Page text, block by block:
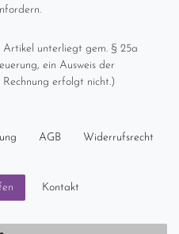
Artikel unterliegt gem. § 25a
ein Ausweis der
erfolgt nicht.)
AGB Widerrufs­recht
Kontakt